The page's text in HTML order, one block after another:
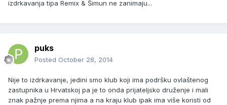
izdrkavanja tipa Remix & Šimun ne zanimaju...
puks
Posted October 28, 2014
Nije to izdrkavanje, jedini smo klub koji ima podršku ovlaštenog
zastupnika u Hrvatskoj pa je to onda prijateljsko druženje i mali
znak pažnje prema njima a na kraju klub ipak ima više koristi od